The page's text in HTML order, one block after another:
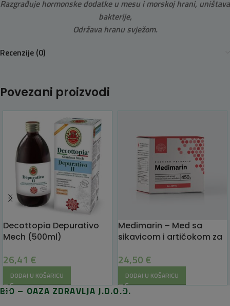
Razgrađuje hormonske dodatke u mesu i morskoj hrani, uništava
bakterije,
Održava hranu svježom.
Recenzije (0)
Povezani proizvodi
Decottopia Depurativo
Mech (500ml)
26,41 €
DODAJ U KOŠARICU
Medimarin – Med sa
sikavicom i artičokom za
Petrović, 450g
24,50 €
DODAJ U KOŠARICU
BIO – OAZA ZDRAVLJA J.D.O.O.